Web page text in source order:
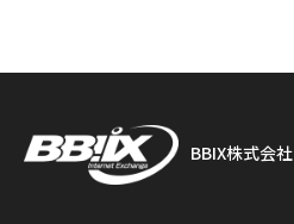
BBIX株式会社